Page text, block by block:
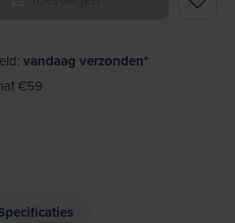
vandaag verzonden*
€59